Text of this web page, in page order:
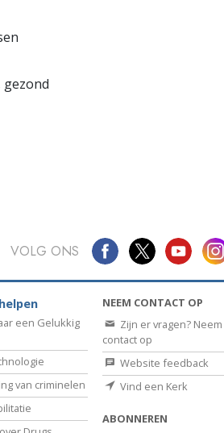
gezond
VOLG ONS
een Gelukkig
van criminelen
NEEM CONTACT OP
Zijn er vragen? Neem
contact op
Website feedback
Vind een Kerk
ABONNEREN